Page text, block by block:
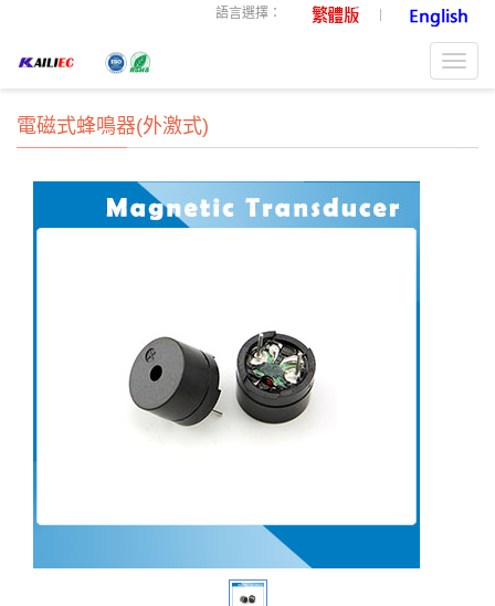
語言選擇：
電磁式蜂鳴器(外激式)